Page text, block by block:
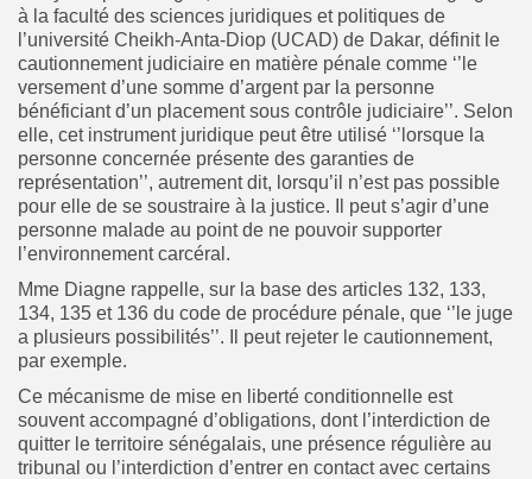
à la faculté des sciences juridiques et politiques de
l’université Cheikh-Anta-Diop (UCAD) de Dakar, définit le
cautionnement judiciaire en matière pénale comme ‘’le
versement d’une somme d’argent par la personne
bénéficiant d’un placement sous contrôle judiciaire’’. Selon
elle, cet instrument juridique peut être utilisé ‘’lorsque la
personne concernée présente des garanties de
représentation’’, autrement dit, lorsqu’il n’est pas possible
pour elle de se soustraire à la justice. Il peut s’agir d’une
personne malade au point de ne pouvoir supporter
l’environnement carcéral.
Mme Diagne rappelle, sur la base des articles 132, 133,
134, 135 et 136 du code de procédure pénale, que ‘’le juge
a plusieurs possibilités’’. Il peut rejeter le cautionnement,
par exemple.
Ce mécanisme de mise en liberté conditionnelle est
souvent accompagné d’obligations, dont l’interdiction de
quitter le territoire sénégalais, une présence régulière au
tribunal ou l’interdiction d’entrer en contact avec certains